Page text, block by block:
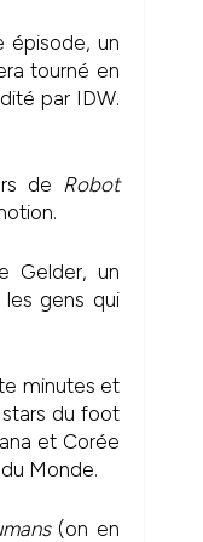
épisode, un
tourné en
par IDW.
de Robot
Gelder, un
gens qui
minutes et
stars du foot
et Corée
Monde.
(on en